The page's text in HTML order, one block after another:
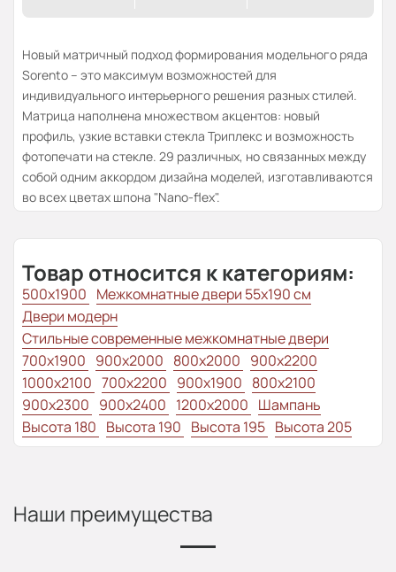
Новый матричный подход формирования модельного ряда
Sorento – это максимум возможностей для
индивидуального интерьерного решения разных стилей.
Матрица наполнена множеством акцентов: новый
профиль, узкие вставки стекла Триплекс и возможность
фотопечати на стекле. 29 различных, но связанных между
собой одним аккордом дизайна моделей, изготавливаются
во всех цветах шпона "Nano-flex".
Товар относится к категориям:
500x1900 Межкомнатные двери 55х190 см
Двери модерн
Стильные современные межкомнатные двери
700x1900 900x2000 800x2000 900x2200
1000x2100 700x2200 900x1900 800x2100
900x2300 900x2400 1200x2000 Шампань
Высота 180 Высота 190 Высота 195 Высота 205
Наши преимущества